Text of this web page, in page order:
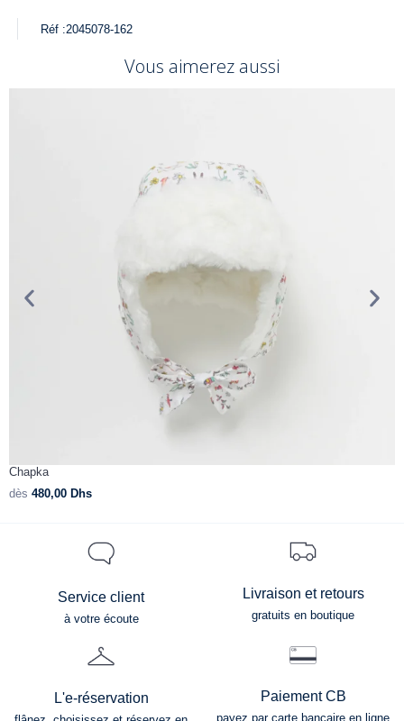
Réf :2045078-162
Vous aimerez aussi
Chapka
dès 480,00 Dhs
Service client
à votre écoute
Livraison et retours
gratuits en boutique
L'e-réservation Paiement CB
payez par carte bancaire en ligne